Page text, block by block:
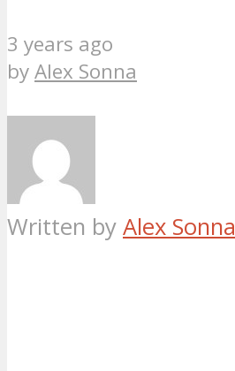
3 years ago
byAlex Sonna
Written by Alex Sonna